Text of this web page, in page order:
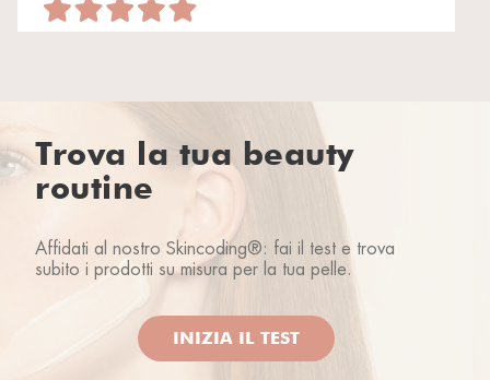
Rhea lover 14/03/2024
Trova la tua beauty
routine
Affidati al nostro Skincoding®: fai il test e trova
subito i prodotti su misura per la tua pelle.
INIZIA IL TEST